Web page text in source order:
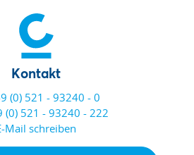
Kontakt
(0) 521 - 93240 - 0
(0) 521 - 93240 - 222
Mail schreiben